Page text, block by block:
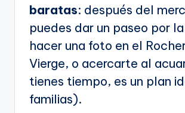
baratas: después del
puedes dar un paseo por
hacer una foto en el
Vierge, o acercarte al
tienes tiempo, es un plan
familias).